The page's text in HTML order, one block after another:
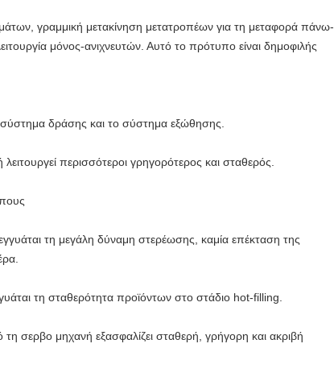
γραμμική μετακίνηση μετατροπέων για τη μεταφορά πάνω-
μόνος-ανιχνευτών. Αυτό το πρότυπο είναι δημοφιλής
σύστημα δράσης και το σύστημα εξώθησης.
περισσότεροι γρηγορότερος και σταθερός.
τη μεγάλη δύναμη στερέωσης, καμία επέκταση της
τη σταθερότητα προϊόντων στο στάδιο hot-filling.
σερβο μηχανή εξασφαλίζει σταθερή, γρήγορη και ακριβή